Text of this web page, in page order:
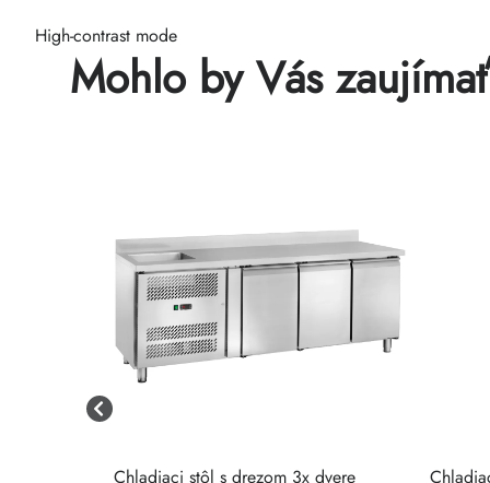
High-contrast mode
Mohlo by Vás zaujímať
Chladiaci stôl s drezom 3x dvere